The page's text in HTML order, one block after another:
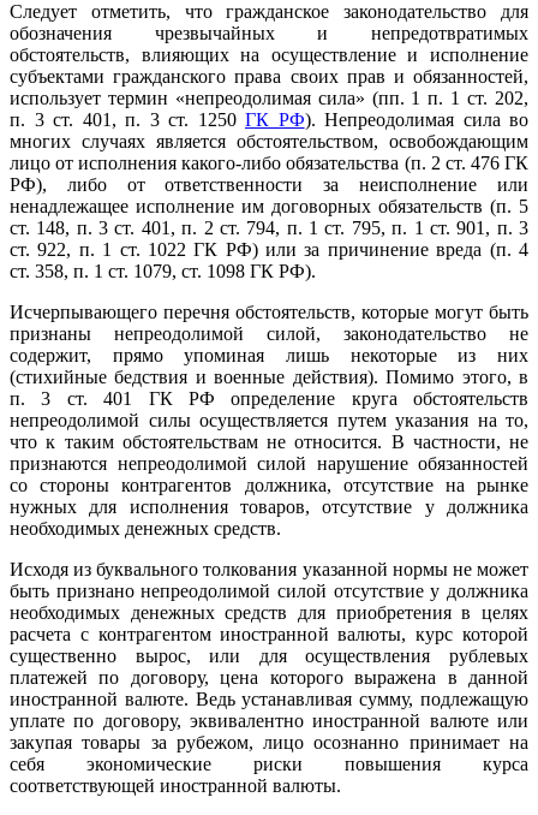
Следует отметить, что гражданское законодательство для
обозначения чрезвычайных и непредотвратимых
обстоятельств, влияющих на осуществление и исполнение
субъектами гражданского права своих прав и обязанностей,
использует термин «непреодолимая сила» (пп. 1 п. 1 ст. 202,
п. 3 ст. 401, п. 3 ст. 1250 ГК РФ). Непреодолимая сила во
многих случаях является обстоятельством, освобождающим
лицо от исполнения какого-либо обязательства (п. 2 ст. 476 ГК
РФ), либо от ответственности за неисполнение или
ненадлежащее исполнение им договорных обязательств (п. 5
ст. 148, п. 3 ст. 401, п. 2 ст. 794, п. 1 ст. 795, п. 1 ст. 901, п. 3
ст. 922, п. 1 ст. 1022 ГК РФ) или за причинение вреда (п. 4
ст. 358, п. 1 ст. 1079, ст. 1098 ГК РФ).
Исчерпывающего перечня обстоятельств, которые могут быть
признаны непреодолимой силой, законодательство не
содержит, прямо упоминая лишь некоторые из них
(стихийные бедствия и военные действия). Помимо этого, в
п. 3 ст. 401 ГК РФ определение круга обстоятельств
непреодолимой силы осуществляется путем указания на то,
что к таким обстоятельствам не относится. В частности, не
признаются непреодолимой силой нарушение обязанностей
со стороны контрагентов должника, отсутствие на рынке
нужных для исполнения товаров, отсутствие у должника
необходимых денежных средств.
Исходя из буквального толкования указанной нормы не может
быть признано непреодолимой силой отсутствие у должника
необходимых денежных средств для приобретения в целях
расчета с контрагентом иностранной валюты, курс которой
существенно вырос, или для осуществления рублевых
платежей по договору, цена которого выражена в данной
иностранной валюте. Ведь устанавливая сумму, подлежащую
уплате по договору, эквивалентно иностранной валюте или
закупая товары за рубежом, лицо осознанно принимает на
себя экономические риски повышения курса
соответствующей иностранной валюты.